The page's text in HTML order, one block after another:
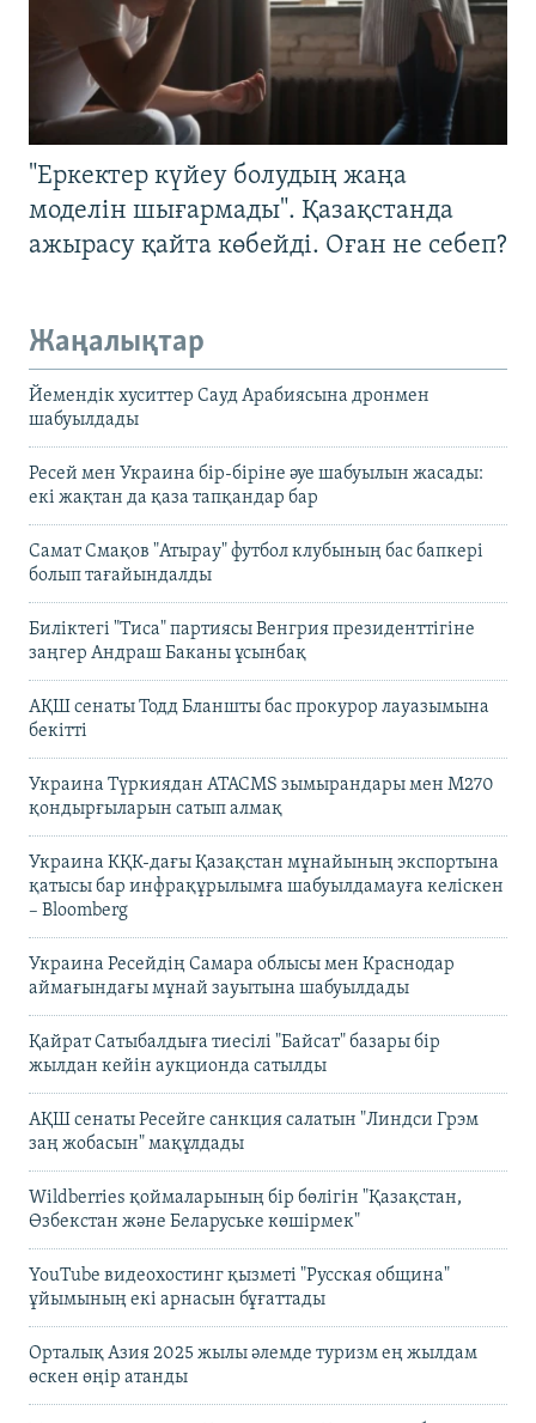
"Еркектер күйеу болудың жаңа
моделін шығармады". Қазақстанда
ажырасу қайта көбейді. Оған не себеп?
Жаңалықтар
Йемендік хуситтер Сауд Арабиясына дронмен
шабуылдады
Ресей мен Украина бір-біріне әуе шабуылын жасады:
екі жақтан да қаза тапқандар бар
Самат Смақов "Атырау" футбол клубының бас бапкері
болып тағайындалды
Биліктегі "Тиса" партиясы Венгрия президенттігіне
заңгер Андраш Баканы ұсынбақ
АҚШ сенаты Тодд Бланшты бас прокурор лауазымына
бекітті
Украина Түркиядан ATACMS зымырандары мен M270
қондырғыларын сатып алмақ
Украина КҚК-дағы Қазақстан мұнайының экспортына
қатысы бар инфрақұрылымға шабуылдамауға келіскен
– Bloomberg
Украина Ресейдің Самара облысы мен Краснодар
аймағындағы мұнай зауытына шабуылдады
Қайрат Сатыбалдыға тиесілі "Байсат" базары бір
жылдан кейін аукционда сатылды
АҚШ сенаты Ресейге санкция салатын "Линдси Грэм
заң жобасын" мақұлдады
Wildberries қоймаларының бір бөлігін "Қазақстан,
Өзбекстан және Беларуське көшірмек"
YouTube видеохостинг қызметі "Русская община"
ұйымының екі арнасын бұғаттады
Орталық Азия 2025 жылы әлемде туризм ең жылдам
өскен өңір атанды